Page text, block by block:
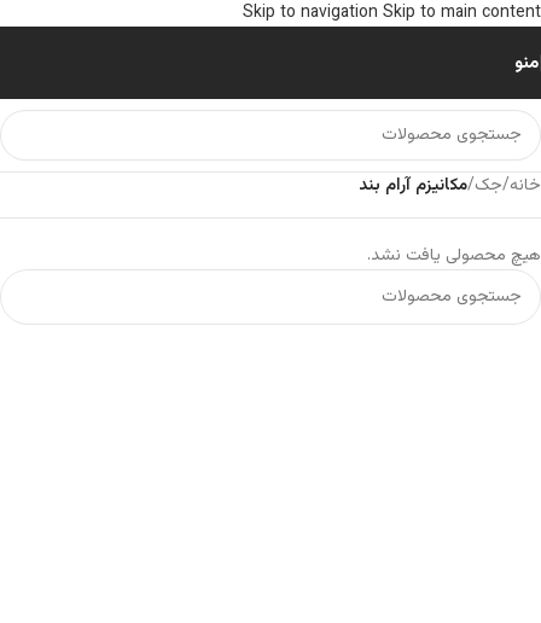
Skip to navigation Skip to main content
منو
خانه/جک/مکانیزم آرام بند
هیچ محصولی یافت نشد.